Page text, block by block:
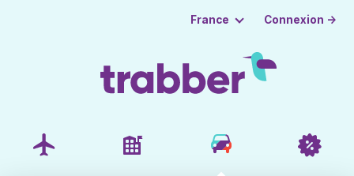
France Connexion →